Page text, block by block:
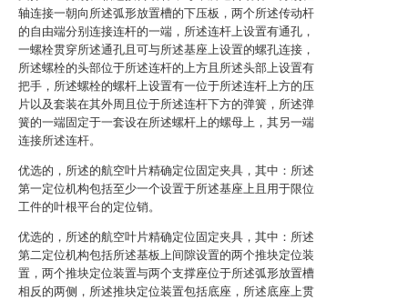
轴连接一朝向所述弧形放置槽的下压板，两个所述传动杆
的自由端分别连接连杆的一端，所述连杆上设置有通孔，
一螺栓贯穿所述通孔且可与所述基座上设置的螺孔连接，
所述螺栓的头部位于所述连杆的上方且所述头部上设置有
把手，所述螺栓的螺杆上设置有一位于所述连杆上方的压
片以及套装在其外周且位于所述连杆下方的弹簧，所述弹
簧的一端固定于一套设在所述螺杆上的螺母上，其另一端
连接所述连杆。
优选的，所述的航空叶片精确定位固定夹具，其中：所述
第一定位机构包括至少一个设置于所述基座上且用于限位
工件的叶根平台的定位销。
优选的，所述的航空叶片精确定位固定夹具，其中：所述
第二定位机构包括所述基板上间隙设置的两个推块定位装
置，两个推块定位装置与两个支撑座位于所述弧形放置槽
相反的两侧，所述推块定位装置包括底座，所述底座上贯